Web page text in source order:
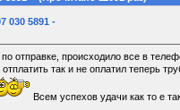
030 5891 -
отправке, происходило все в
так и не оплатил теперь
Всем успехов удачи как то е